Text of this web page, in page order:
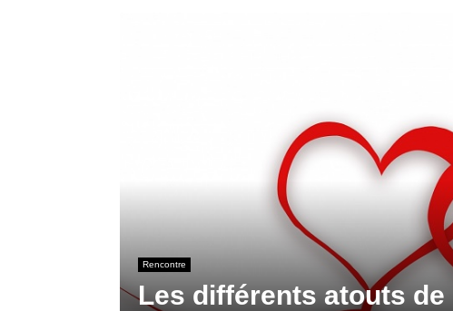
Rencontre
Les différents atouts